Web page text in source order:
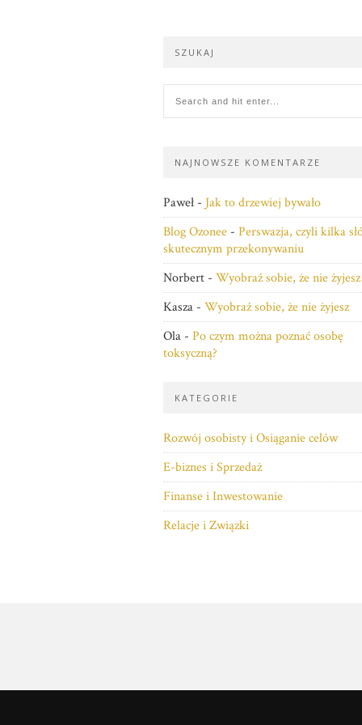
SZUKAJ
NAJNOWSZE KOMENTARZE
Paweł - Jak to drzewiej bywało
Blog Ozonee - Perswazja, czyli kilka
skutecznym przekonywaniu
Norbert - Wyobraź sobie, że nie żyjesz
Kasza - Wyobraź sobie, że nie żyjesz
Ola - Po czym można poznać osobę
toksyczną?
KATEGORIE
Rozwój osobisty i Osiąganie celów
E-biznes i Sprzedaż
Finanse i Inwestowanie
Relacje i Związki